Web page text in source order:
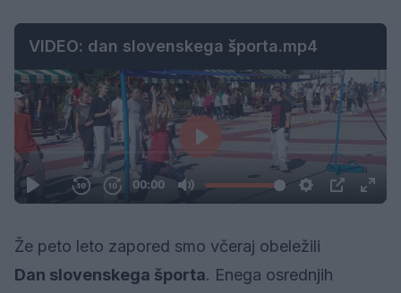
VIDEO: dan slovenskega športa.mp4
Že peto leto zapored smo včeraj obeležili
Dan slovenskega športa. Enega osrednjih